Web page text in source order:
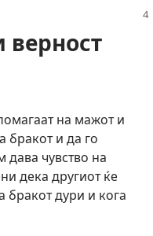
верност
на мажот и
бракот и да го
дава чувство на
дека другиот ќе
бракот дури и кога